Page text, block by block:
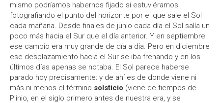
mismo podríamos habernos fijado si estuviéramos
fotografiando el punto del horizonte por el que sale el Sol
cada mañana. Desde finales de junio cada día el Sol salía un
poco más hacia el Sur que el día anterior. Y en septiembre
ese cambio era muy grande de día a día. Pero en diciembre
ese desplazamiento hacia el Sur se iba frenando y en los
últimos días apenas se notaba. El Sol parece haberse
parado hoy precisamente: y de ahí es de donde viene ni
más ni menos el término solsticio (viene de tiempos de
Plinio, en el siglo primero antes de nuestra era, y se